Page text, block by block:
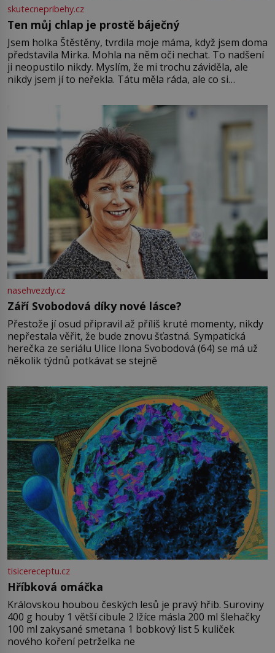
skutecnepribehy.cz
Ten můj chlap je prostě báječný
Jsem holka Štěstěny, tvrdila moje máma, když jsem doma
představila Mirka. Mohla na něm oči nechat. To nadšení
ji neopustilo nikdy. Myslím, že mi trochu záviděla, ale
nikdy jsem jí to neřekla. Tátu měla ráda, ale co si
Jsme spolu moc rádi Tehdy byla jiná doba, když
nasehvezdy.cz
Září Svobodová díky nové lásce?
Přestože jí osud připravil až příliš kruté momenty, nikdy
nepřestala věřit, že bude znovu šťastná. Sympatická
herečka ze seriálu Ulice Ilona Svobodová (64) se má už
několik týdnů potkávat se stejně
tisicereceptu.cz
Hříbková omáčka
Královskou houbou českých lesů je pravý hřib. Suroviny
400 g houby 1 větší cibule 2 lžíce másla 200 ml šlehačky
100 ml zakysané smetana 1 bobkový list 5 kuliček
nového koření petrželka ne